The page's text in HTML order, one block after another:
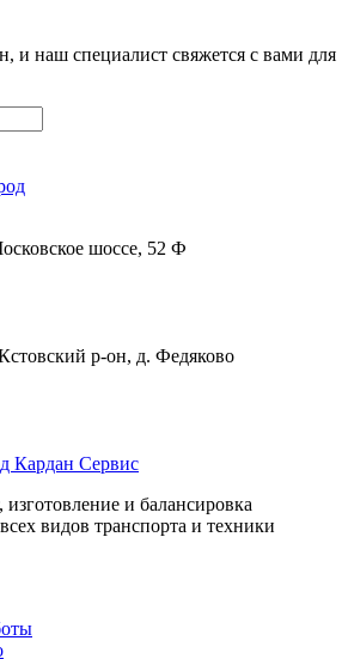
и наш специалист свяжется с вами для
шоссе, 52 Ф
р-он, д. Федяково
и балансировка
видов транспорта и техники